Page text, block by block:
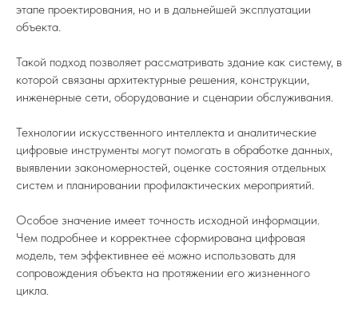
этапе проектирования, но и в дальнейшей эксплуатации
объекта.
Такой подход позволяет рассматривать здание как систему, в
которой связаны архитектурные решения, конструкции,
инженерные сети, оборудование и сценарии обслуживания.
Технологии искусственного интеллекта и аналитические
цифровые инструменты могут помогать в обработке данных,
выявлении закономерностей, оценке состояния отдельных
систем и планировании профилактических мероприятий.
Особое значение имеет точность исходной информации.
Чем подробнее и корректнее сформирована цифровая
модель, тем эффективнее её можно использовать для
сопровождения объекта на протяжении его жизненного
цикла.